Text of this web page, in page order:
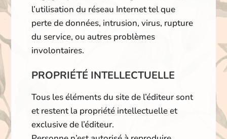
l’utilisation du réseau Internet tel que
perte de données, intrusion, virus, rupture
du service, ou autres problèmes
involontaires.
PROPRIÉTÉ INTELLECTUELLE
Tous les éléments du site de l’éditeur sont
et restent la propriété intellectuelle et
exclusive de l’éditeur.